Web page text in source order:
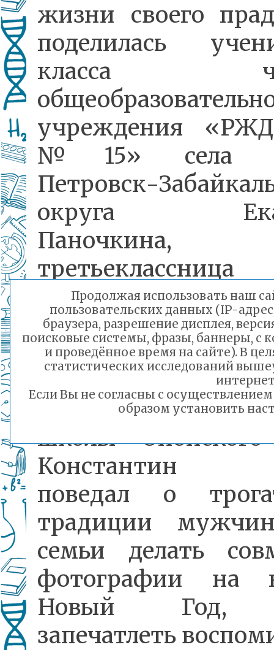
жизни своего
поделилась
класса
учреждения
№15» села
Петровск-
округа
Паночкина,
третьеклассница
Середкина
Нерчинский
рассказала о
семейном древе, а
класса
школы Ононского
Константин
поведал о
традиции
семьи делать
фотографии на
Новый Год,
запечатлеть
Продолжая использовать наш
пользовательских данных (IP-
браузера, разрешение дисплея,
поисковые системы, фразы, баннеры, с
и проведённое время на сайте). В
статистических исследований
Если Вы не согласны с
образом установить